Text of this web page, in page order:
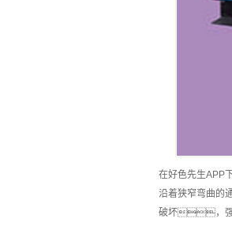
在好色先生APP
沿着狭窄弯曲的
破坏，强